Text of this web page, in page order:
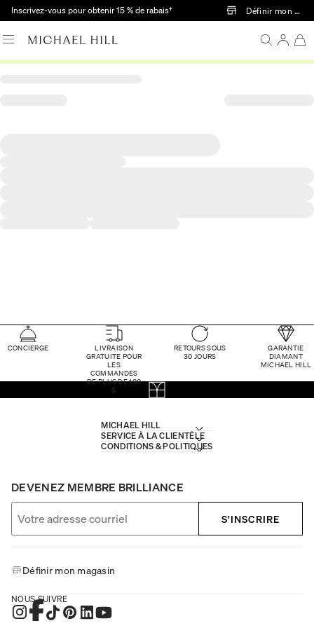
Passer au contenu principal
Inscrivez-vous pour obtenir 15 % de rabais† Définir mon
CONCIERGE
LIVRAISON
GRATUITE POUR
LES
COMMANDES
DE PLUS DE 100
$
RETOURS SOUS
30 JOURS
GARANTIE
DIAMANT
MICHAEL HILL
MICHAEL HILL
SERVICE À LA CLIENTÈLE
CONDITIONS & POLITIQUES
DEVENEZ MEMBRE BRILLIANCE
S'INSCRIRE
Définir mon magasin
NOUS SUIVRE